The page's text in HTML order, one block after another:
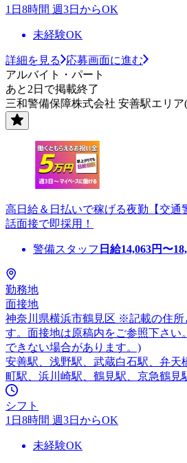
1日8時間 週3日からOK
未経験OK
詳細を見る
応募画面に進む
アルバイト・パート
あと2日で掲載終了
三和警備保障株式会社 安善駅エリア
高日給＆日払いで稼げる夜勤【交通
話面接で即採用！
警備スタッフ 日給14,063円〜
勤務地
面接地
神奈川県横浜市鶴見区 ※記載の住所
す。面接地は原稿内をご参照下さい
できない場合があります。)
安善駅、浅野駅、武蔵白石駅、弁天
町駅、浜川崎駅、鶴見駅、京急鶴見
シフト
1日8時間 週3日からOK
未経験OK